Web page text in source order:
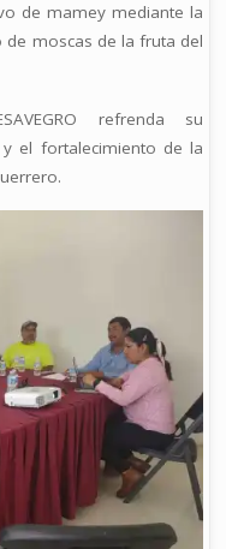
de mamey mediante la
moscas de la fruta del
refrenda su
el fortalecimiento de la